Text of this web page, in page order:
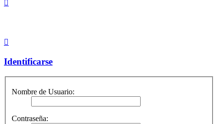
Identificarse
Nombre de Usuario:
Contraseña: